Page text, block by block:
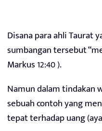
Disana para ahli Taurat
sumbangan tersebut
Markus 12:40 ).
Namun dalam tindakan
sebuah contoh yang
tepat terhadap uang